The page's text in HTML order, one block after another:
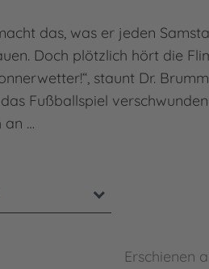
das, was er jeden
Doch plötzlich hört die
staunt Dr.
Fußballspiel
an …
Erschienen